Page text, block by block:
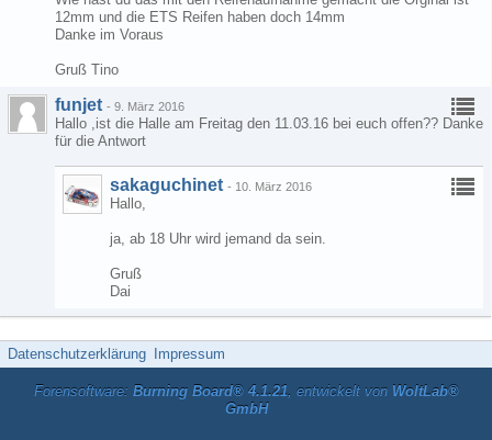
12mm und die ETS Reifen haben doch 14mm
Danke im Voraus
Gruß Tino
funjet - 9. März 2016
Hallo ,ist die Halle am Freitag den 11.03.16 bei euch offen?? Danke
für die Antwort
sakaguchinet - 10. März 2016
Hallo,
ja, ab 18 Uhr wird jemand da sein.
Gruß
Dai
Datenschutzerklärung Impressum
Forensoftware: Burning Board® 4.1.21, entwickelt von WoltLab®
GmbH